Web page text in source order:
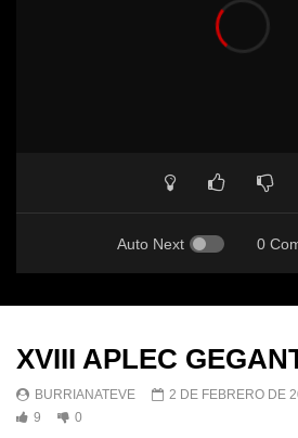
Auto Next 0
XVIII APLEC
BURRIANATEVE 2 DE FEBRERO DE
9
0